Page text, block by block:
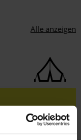
Alle anzeigen